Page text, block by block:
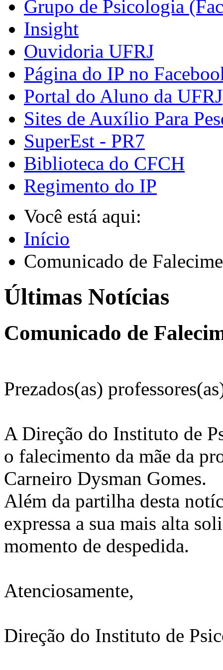
Grupo de Psicologia
Insight
Ouvidoria UFRJ
Página do IP no
Portal do Aluno da UFRJ
Sites de Auxílio Para
SuperEst - PR7
Biblioteca do CFCH
Regimento do IP
Você está aqui:
Início
Comunicado de
Últimas Notícias
Comunicado de
Prezados(as)
A Direção do Instituto de
o falecimento da mãe da
Carneiro Dysman Gomes.
Além da partilha desta
expressa a sua mais alta
momento de despedida.
Atenciosamente,
Direção do Instituto de